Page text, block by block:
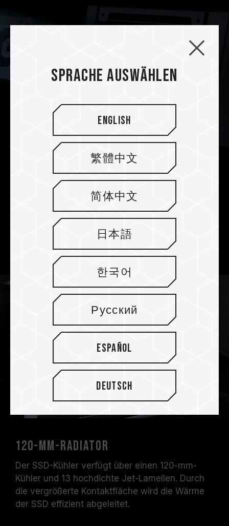
Hervorragendes Design der
Wasserpumpenstruktur
Die Wasserpumpe verfügt über eine
Porzellanachse und einen geräuscharmen
Drehstrommotor, der einen geräuscharmen
Betrieb mit hohem Wirkungsgrad ermöglicht.
120-mm-Radiator
Der SSD-Kühler verfügt über einen 120-mm-
Kühler und 13 hochdichte Jet-Lamellen. Durch
die vergrößerte Kontaktfläche wird die Wärme
der SSD effizient abgeleitet.
Sprache auswählen
English
繁體中文
简体中文
日本語
한국어
Русский
Español
Deutsch